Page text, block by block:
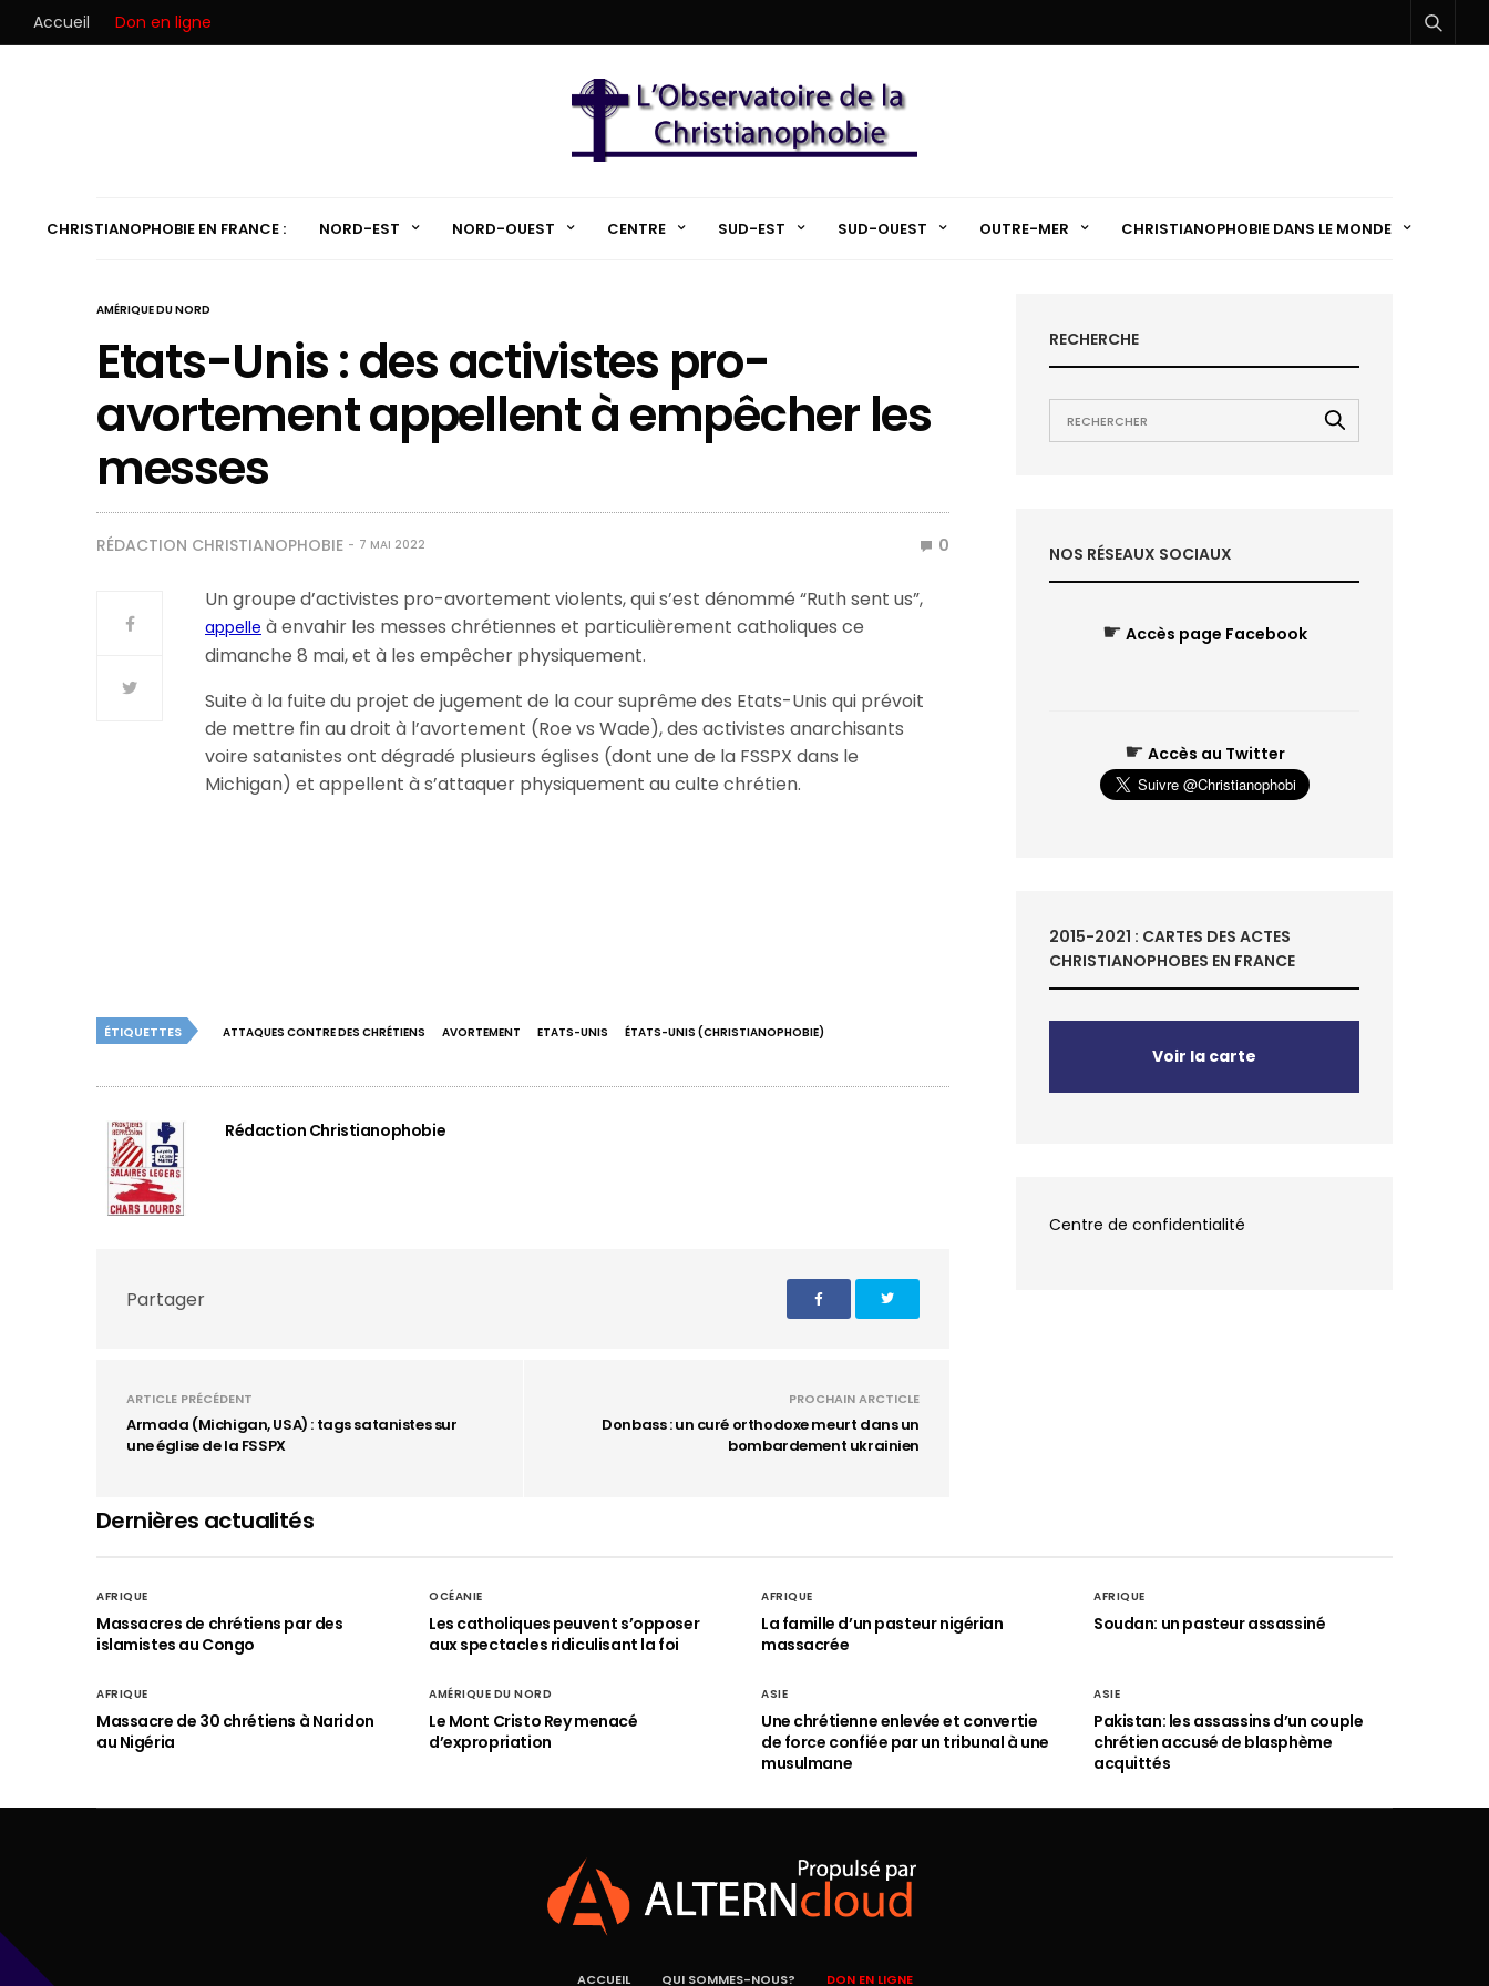
Accueil Don en ligne
CHRISTIANOPHOBIE EN FRANCE : NORD-EST NORD-OUEST CENTRE SUD-EST SUD-OUEST OUTRE-MER CHRISTIANOPHOBIE DANS LE MONDE
AMÉRIQUE DU NORD
Etats-Unis : des activistes pro-
avortement appellent à empêcher les
messes
RÉDACTION CHRISTIANOPHOBIE 7 MAI 2022 0
Un groupe d’activistes pro-avortement violents, qui s’est dénommé “Ruth sent us”,
appelle à envahir les messes chrétiennes et particulièrement catholiques ce
dimanche 8 mai, et à les empêcher physiquement.
Suite à la fuite du projet de jugement de la cour suprême des Etats-Unis qui prévoit
de mettre fin au droit à l’avortement (Roe vs Wade), des activistes anarchisants
voire satanistes ont dégradé plusieurs églises (dont une de la FSSPX dans le
Michigan) et appellent à s’attaquer physiquement au culte chrétien.
ÉTIQUETTES ATTAQUES CONTRE DES CHRÉTIENS AVORTEMENT ETATS-UNIS ÉTATS-UNIS (CHRISTIANOPHOBIE)
Rédaction Christianophobie
Partager
ARTICLE PRÉCÉDENT
Armada (Michigan, USA) : tags satanistes sur
une église de la FSSPX
PROCHAIN ARCTICLE
Donbass : un curé orthodoxe meurt dans un
bombardement ukrainien
RECHERCHE
NOS RÉSEAUX SOCIAUX
☛ Accès page Facebook
☛ Accès au Twitter
2015-2021 : CARTES DES ACTES
CHRISTIANOPHOBES EN FRANCE
Voir la carte
Centre de confidentialité
Dernières actualités
AFRIQUE
Massacres de chrétiens par des
islamistes au Congo
OCÉANIE
Les catholiques peuvent s’opposer
aux spectacles ridiculisant la foi
AFRIQUE
La famille d’un pasteur nigérian
massacrée
AFRIQUE
Soudan: un pasteur assassiné
AFRIQUE
Massacre de 30 chrétiens à Naridon
au Nigéria
AMÉRIQUE DU NORD
Le Mont Cristo Rey menacé
d’expropriation
ASIE
Une chrétienne enlevée et convertie
de force confiée par un tribunal à une
musulmane
ASIE
Pakistan: les assassins d’un couple
chrétien accusé de blasphème
acquittés
ACCUEIL QUI SOMMES-NOUS? DON EN LIGNE